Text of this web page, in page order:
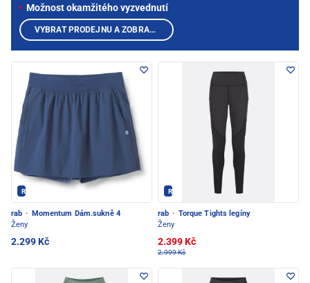
Rab - PEC POD SNĚŽKOU
rab ·
Momentum Dám.sukně 4
Ženy
2.299 Kč
Rab - PEC POD SNĚŽKOU
rab · Torque Tights legíny
Ženy
2.399 Kč
2.999 Kč
Možnost okamžitého vyzvednutí
VYBRAT PRODEJNU A ZOBRAZIT PRODUKTY